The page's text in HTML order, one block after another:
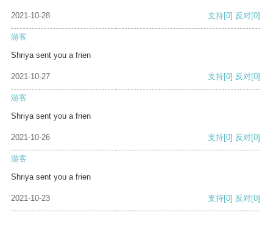
2021-10-28 支持[0] 反对[0]
游客
Shriya sent you a frien
2021-10-27 支持[0] 反对[0]
游客
Shriya sent you a frien
2021-10-26 支持[0] 反对[0]
游客
Shriya sent you a frien
2021-10-23 支持[0] 反对[0]